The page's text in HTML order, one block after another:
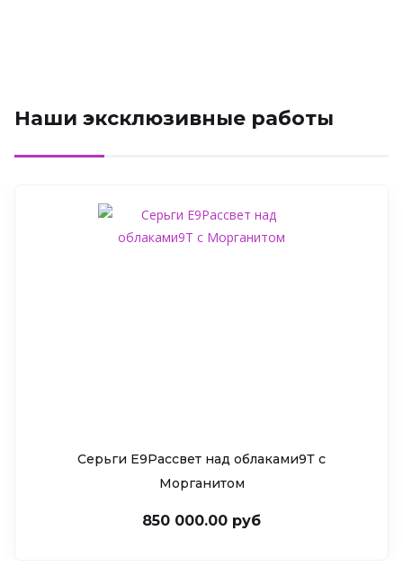
Наши эксклюзивные работы
Серьги Е9Рассвет над облаками9Т c
Морганитом
850 000.00 руб